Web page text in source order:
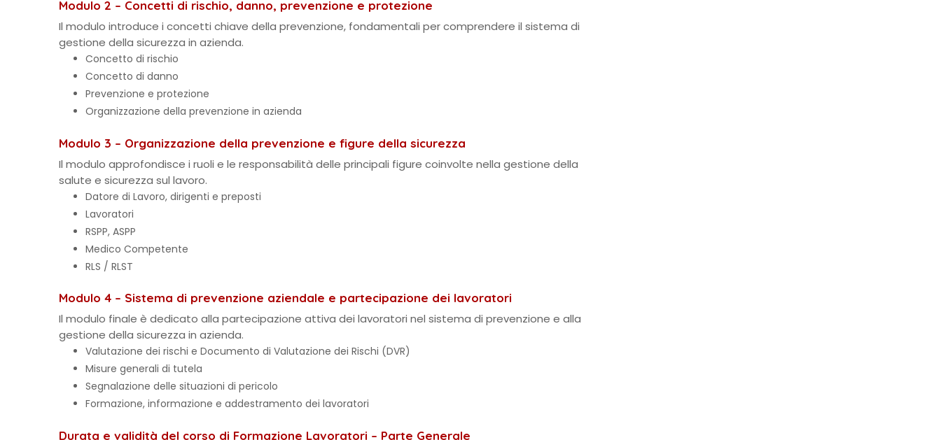
Modulo 2 – Concetti di rischio, danno, prevenzione e protezione
Il modulo introduce i concetti chiave della prevenzione, fondamentali per comprendere il sistema di
gestione della sicurezza in azienda.
Concetto di rischio
Concetto di danno
Prevenzione e protezione
Organizzazione della prevenzione in azienda
Modulo 3 – Organizzazione della prevenzione e figure della sicurezza
Il modulo approfondisce i ruoli e le responsabilità delle principali figure coinvolte nella gestione della
salute e sicurezza sul lavoro.
Datore di Lavoro, dirigenti e preposti
Lavoratori
RSPP, ASPP
Medico Competente
RLS / RLST
Modulo 4 – Sistema di prevenzione aziendale e partecipazione dei lavoratori
Il modulo finale è dedicato alla partecipazione attiva dei lavoratori nel sistema di prevenzione e alla
gestione della sicurezza in azienda.
Valutazione dei rischi e Documento di Valutazione dei Rischi (DVR)
Misure generali di tutela
Segnalazione delle situazioni di pericolo
Formazione, informazione e addestramento dei lavoratori
Durata e validità del corso di Formazione Lavoratori – Parte Generale